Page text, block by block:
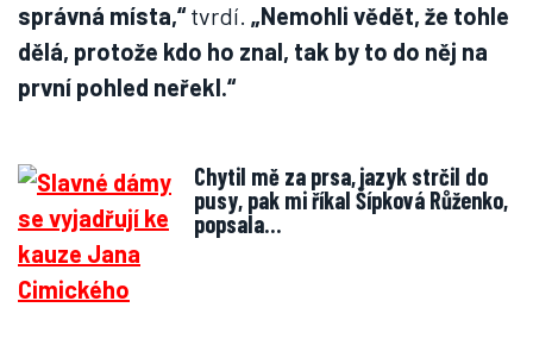
správná místa,“tvrdí. „Nemohli vědět, že tohle
dělá, protože kdo ho znal, tak by to do něj na
první pohled neřekl.“
Chytil mě za prsa, jazyk strčil do
pusy, pak mi říkal Šípková Růženko,
popsala…